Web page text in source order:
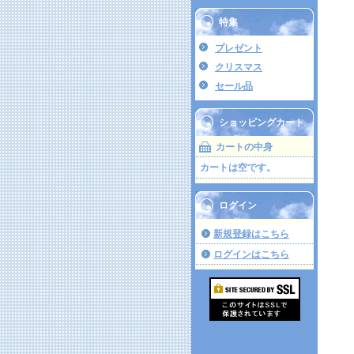
特集
プレゼント
クリスマス
セール品
ショッピングカート
カートの中身
カートは空です。
ログイン
新規登録はこちら
ログインはこちら